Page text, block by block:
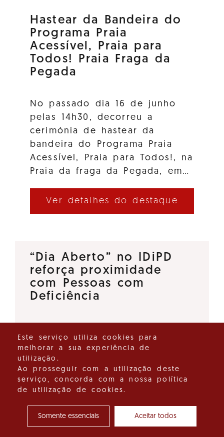
Hastear da Bandeira do
Programa Praia
Acessível, Praia para
Todos! Praia Fraga da
Pegada
No passado dia 16 de junho
pelas 14h30, decorreu a
cerimónia de hastear da
bandeira do Programa Praia
Acessível, Praia para Todos!, na
Praia da fraga da Pegada, em…
Ver detalhes do destaque
“Dia Aberto” no IDiPD
reforça proximidade
com Pessoas com
Deficiência
Pessoas com Deficiência (IDiPD)
lançou a iniciativa “Dia Aberto”,
um espaço de diálogo direto
que tem como objetivo
reforçar a proximidade entre…
Ver detalhes do destaque
Este serviço utiliza cookies para
melhorar a sua experiência de
utilização.
Ao prosseguir com a utilização deste
serviço, concorda com a nossa política
de utilização de cookies.
Somente essenciais Aceitar todos